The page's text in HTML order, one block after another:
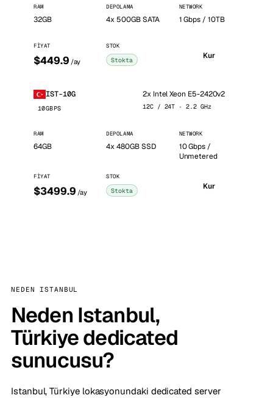
RAM
32GB
DEPOLAMA
4x 500GB SATA
NETWORK
1 Gbps / 10TB
FIYAT
$449.9 /ay
STOK
Stokta Kur
IST-10G
10GBPS
2x Intel Xeon E5-2420v2
12C / 24T · 2.2 GHz
RAM
64GB
DEPOLAMA
4x 480GB SSD
NETWORK
10 Gbps /
Unmetered
FIYAT
$3499.9 /ay
STOK
Stokta Kur
NEDEN ISTANBUL
Neden Istanbul,
Türkiye dedicated
sunucusu?
Istanbul, Türkiye lokasyonundaki dedicated server